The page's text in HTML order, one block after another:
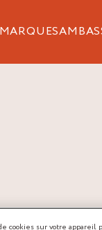
MARQUES
cookies sur votre appareil